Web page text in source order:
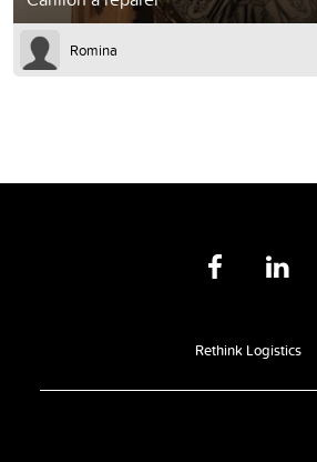
Romina
Rethink Logistics